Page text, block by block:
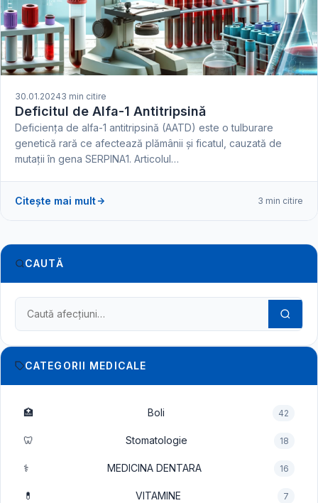
30.01.20243 min citire
Deficitul de Alfa-1 Antitripsină
Deficiența de alfa-1 antitripsină (AATD) este o tulburare
genetică rară ce afectează plămânii și ficatul, cauzată de
mutații în gena SERPINA1. Articolul…
Citește mai mult 3 min citire
CAUTĂ
Caută în dicționarul medical
CATEGORII MEDICALE
🏥 Boli 42
🦷 Stomatologie 18
⚕️ MEDICINA DENTARA 16
💊 VITAMINE 7